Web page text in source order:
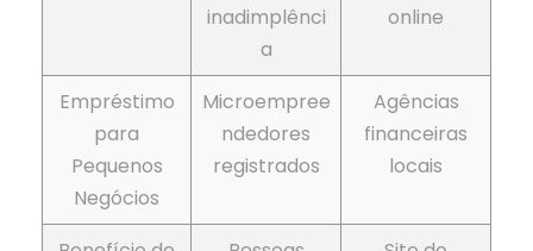
inadimplênci
a
online
Empréstimo
para
Pequenos
Negócios
Microempree
ndedores
registrados
Agências
financeiras
locais